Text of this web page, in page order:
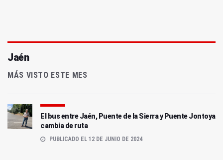
Jaén
MÁS VISTO ESTE MES
El bus entre Jaén, Puente de la Sierra y Puente Jontoya
cambia de ruta
PUBLICADO EL 12 DE JUNIO DE 2024